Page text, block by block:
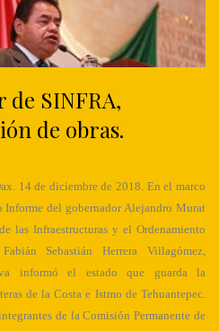
SINFRA,
de obras.
14 de diciembre de 2018. En el marco
Informe del gobernador Alejandro Murat
las Infraestructuras y el Ordenamiento
Sebastián Herrera Villagómez,
informó el estado que guarda la
de la Costa e Istmo de Tehuantepec.
de la Comisión Permanente de